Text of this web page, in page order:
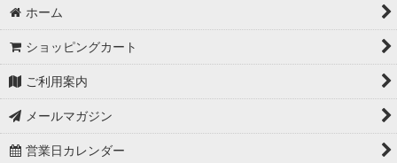
ホーム
ショッピングカート
ご利用案内
メールマガジン
営業日カレンダー